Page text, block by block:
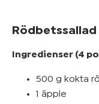
Rödbetssallad
Ingredienser (4
500 g kokta
1 äpple